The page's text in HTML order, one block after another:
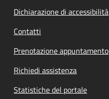
Dichiarazione di accessibilità
Contatti
Prenotazione appuntamento
Richiedi assistenza
Statistiche del portale